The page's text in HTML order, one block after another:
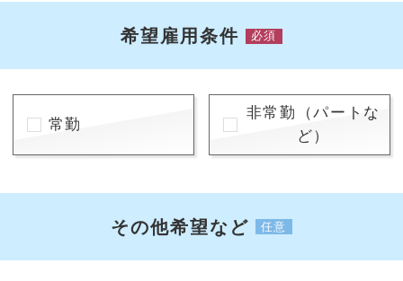
希望雇用条件 必須
常勤
非常勤（パートな
ど）
その他希望など 任意